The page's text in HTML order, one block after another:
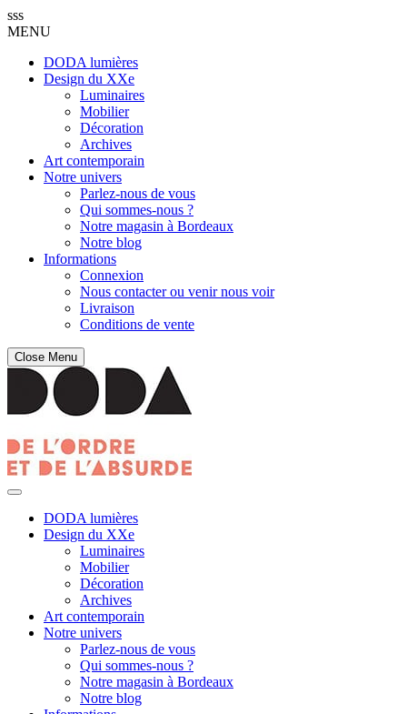
sss
MENU
DODA lumières
Design du XXe
Luminaires
Mobilier
Décoration
Archives
Art contemporain
Notre univers
Parlez-nous de vous
Qui sommes-nous ?
Notre magasin à Bordeaux
Notre blog
Informations
Connexion
Nous contacter ou venir nous voir
Livraison
Conditions de vente
Close Menu
DODA lumières
Design du XXe
Luminaires
Mobilier
Décoration
Archives
Art contemporain
Notre univers
Parlez-nous de vous
Qui sommes-nous ?
Notre magasin à Bordeaux
Notre blog